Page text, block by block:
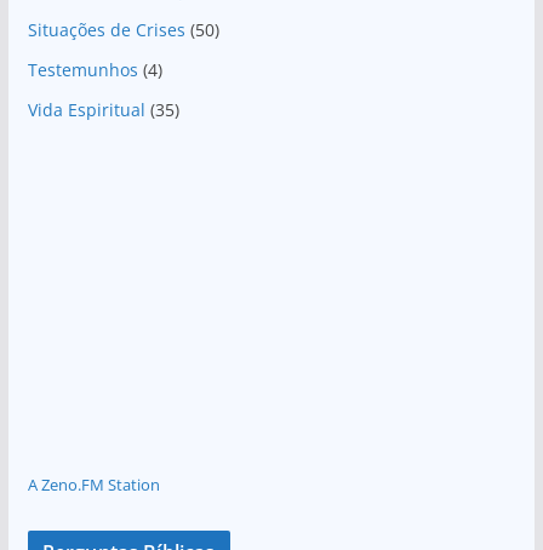
Situações de Crises (50)
Testemunhos (4)
Vida Espiritual (35)
A Zeno.FM Station